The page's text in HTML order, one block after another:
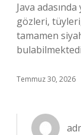
Java
gözleri,
tamamen
Temmuz 30, 2026